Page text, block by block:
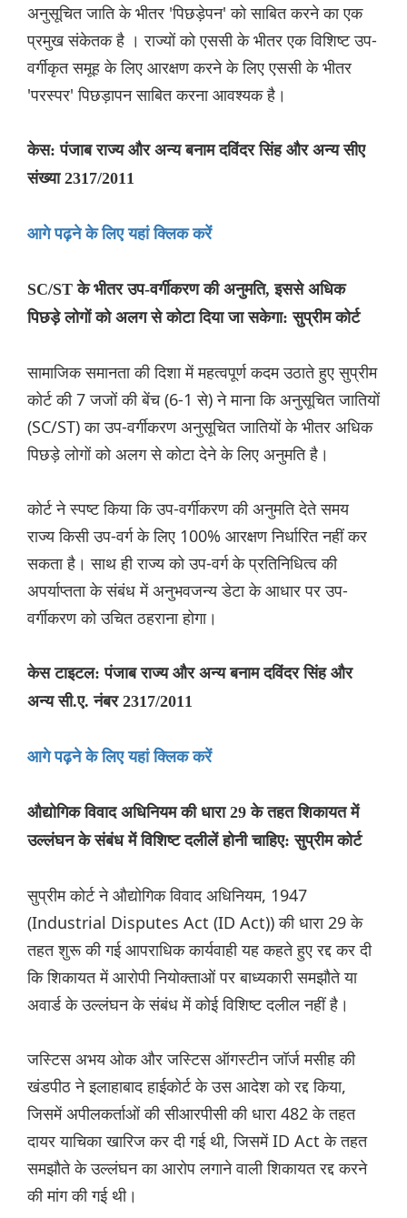
अनुसूचित जाति के भीतर 'पिछड़ेपन' को साबित करने का एक
प्रमुख संकेतक है । राज्यों को एससी के भीतर एक विशिष्ट उप-
वर्गीकृत समूह के लिए आरक्षण करने के लिए एससी के भीतर
'परस्पर' पिछड़ापन साबित करना आवश्यक है।
केस: पंजाब राज्य और अन्य बनाम दविंदर सिंह और अन्य सीए
संख्या 2317/2011
आगे पढ़ने के लिए यहां क्लिक करें
SC/ST के भीतर उप-वर्गीकरण की अनुमति, इससे अधिक
पिछड़े लोगों को अलग से कोटा दिया जा सकेगा: सुप्रीम कोर्ट
सामाजिक समानता की दिशा में महत्वपूर्ण कदम उठाते हुए सुप्रीम
कोर्ट की 7 जजों की बेंच (6-1 से) ने माना कि अनुसूचित जातियों
(SC/ST) का उप-वर्गीकरण अनुसूचित जातियों के भीतर अधिक
पिछड़े लोगों को अलग से कोटा देने के लिए अनुमति है।
कोर्ट ने स्पष्ट किया कि उप-वर्गीकरण की अनुमति देते समय
राज्य किसी उप-वर्ग के लिए 100% आरक्षण निर्धारित नहीं कर
सकता है। साथ ही राज्य को उप-वर्ग के प्रतिनिधित्व की
अपर्याप्तता के संबंध में अनुभवजन्य डेटा के आधार पर उप-
वर्गीकरण को उचित ठहराना होगा।
केस टाइटल: पंजाब राज्य और अन्य बनाम दविंदर सिंह और
अन्य सी.ए. नंबर 2317/2011
आगे पढ़ने के लिए यहां क्लिक करें
औद्योगिक विवाद अधिनियम की धारा 29 के तहत शिकायत में
उल्लंघन के संबंध में विशिष्ट दलीलें होनी चाहिए: सुप्रीम कोर्ट
सुप्रीम कोर्ट ने औद्योगिक विवाद अधिनियम, 1947
(Industrial Disputes Act (ID Act)) की धारा 29 के
तहत शुरू की गई आपराधिक कार्यवाही यह कहते हुए रद्द कर दी
कि शिकायत में आरोपी नियोक्ताओं पर बाध्यकारी समझौते या
अवार्ड के उल्लंघन के संबंध में कोई विशिष्ट दलील नहीं है।
जस्टिस अभय ओक और जस्टिस ऑगस्टीन जॉर्ज मसीह की
खंडपीठ ने इलाहाबाद हाईकोर्ट के उस आदेश को रद्द किया,
जिसमें अपीलकर्ताओं की सीआरपीसी की धारा 482 के तहत
दायर याचिका खारिज कर दी गई थी, जिसमें ID Act के तहत
समझौते के उल्लंघन का आरोप लगाने वाली शिकायत रद्द करने
की मांग की गई थी।